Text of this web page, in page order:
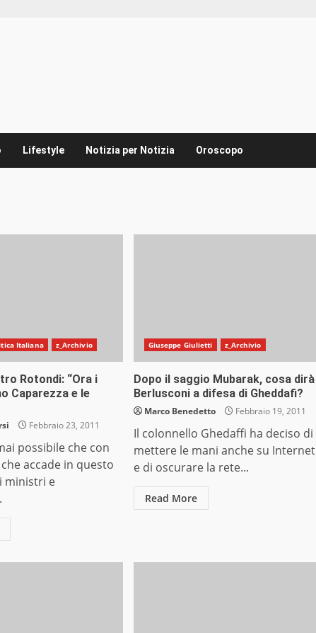
Lifestyle Notizia per Notizia Oroscopo
Italiana z_Archivio
Rotondi: “Ora i
Caparezza e le
Febbraio 23, 2011
possibile che con
accade in questo
ministri e
Giuseppe Giulietti z_Archivio
Dopo il saggio Mubarak, cosa dirà
Berlusconi a difesa di Gheddafi?
Marco Benedetto Febbraio 19, 2011
Il colonnello Ghedaffi ha deciso di
mettere le mani anche su Internet
e di oscurare la rete...
Read More